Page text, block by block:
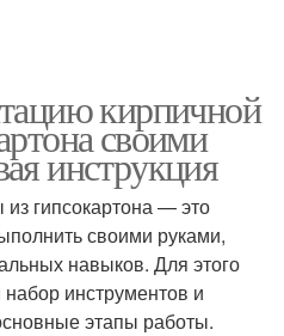
кирпичной
своими
инструкция
гипсокартона — это
своими руками,
навыков. Для этого
инструментов и
этапы работы.